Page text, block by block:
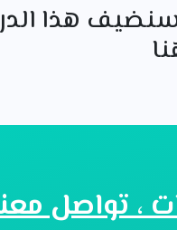
سنضيف هذا
، تواصل